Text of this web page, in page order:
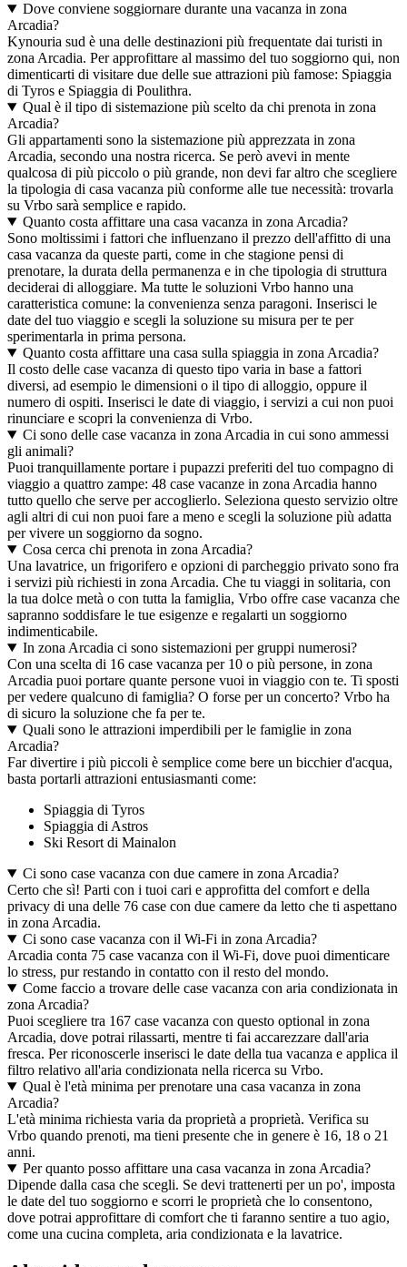
Dove conviene soggiornare durante una vacanza in zona
Arcadia?
Kynouria sud è una delle destinazioni più frequentate dai turisti in
zona Arcadia. Per approfittare al massimo del tuo soggiorno qui, non
dimenticarti di visitare due delle sue attrazioni più famose: Spiaggia
di Tyros e Spiaggia di Poulithra.
Qual è il tipo di sistemazione più scelto da chi prenota in zona
Arcadia?
Gli appartamenti sono la sistemazione più apprezzata in zona
Arcadia, secondo una nostra ricerca. Se però avevi in mente
qualcosa di più piccolo o più grande, non devi far altro che scegliere
la tipologia di casa vacanza più conforme alle tue necessità: trovarla
su Vrbo sarà semplice e rapido.
Quanto costa affittare una casa vacanza in zona Arcadia?
Sono moltissimi i fattori che influenzano il prezzo dell'affitto di una
casa vacanza da queste parti, come in che stagione pensi di
prenotare, la durata della permanenza e in che tipologia di struttura
deciderai di alloggiare. Ma tutte le soluzioni Vrbo hanno una
caratteristica comune: la convenienza senza paragoni. Inserisci le
date del tuo viaggio e scegli la soluzione su misura per te per
sperimentarla in prima persona.
Quanto costa affittare una casa sulla spiaggia in zona Arcadia?
Il costo delle case vacanza di questo tipo varia in base a fattori
diversi, ad esempio le dimensioni o il tipo di alloggio, oppure il
numero di ospiti. Inserisci le date di viaggio, i servizi a cui non puoi
rinunciare e scopri la convenienza di Vrbo.
Ci sono delle case vacanza in zona Arcadia in cui sono ammessi
gli animali?
Puoi tranquillamente portare i pupazzi preferiti del tuo compagno di
viaggio a quattro zampe: 48 case vacanze in zona Arcadia hanno
tutto quello che serve per accoglierlo. Seleziona questo servizio oltre
agli altri di cui non puoi fare a meno e scegli la soluzione più adatta
per vivere un soggiorno da sogno.
Cosa cerca chi prenota in zona Arcadia?
Una lavatrice, un frigorifero e opzioni di parcheggio privato sono fra
i servizi più richiesti in zona Arcadia. Che tu viaggi in solitaria, con
la tua dolce metà o con tutta la famiglia, Vrbo offre case vacanza che
sapranno soddisfare le tue esigenze e regalarti un soggiorno
indimenticabile.
In zona Arcadia ci sono sistemazioni per gruppi numerosi?
Con una scelta di 16 case vacanza per 10 o più persone, in zona
Arcadia puoi portare quante persone vuoi in viaggio con te. Ti sposti
per vedere qualcuno di famiglia? O forse per un concerto? Vrbo ha
di sicuro la soluzione che fa per te.
Quali sono le attrazioni imperdibili per le famiglie in zona
Arcadia?
Far divertire i più piccoli è semplice come bere un bicchier d'acqua,
basta portarli attrazioni entusiasmanti come:
Spiaggia di Tyros
Spiaggia di Astros
Ski Resort di Mainalon
Ci sono case vacanza con due camere in zona Arcadia?
Certo che sì! Parti con i tuoi cari e approfitta del comfort e della
privacy di una delle 76 case con due camere da letto che ti aspettano
in zona Arcadia.
Ci sono case vacanza con il Wi-Fi in zona Arcadia?
Arcadia conta 75 case vacanza con il Wi-Fi, dove puoi dimenticare
lo stress, pur restando in contatto con il resto del mondo.
Come faccio a trovare delle case vacanza con aria condizionata in
zona Arcadia?
Puoi scegliere tra 167 case vacanza con questo optional in zona
Arcadia, dove potrai rilassarti, mentre ti fai accarezzare dall'aria
fresca. Per riconoscerle inserisci le date della tua vacanza e applica il
filtro relativo all'aria condizionata nella ricerca su Vrbo.
Qual è l'età minima per prenotare una casa vacanza in zona
Arcadia?
L'età minima richiesta varia da proprietà a proprietà. Verifica su
Vrbo quando prenoti, ma tieni presente che in genere è 16, 18 o 21
anni.
Per quanto posso affittare una casa vacanza in zona Arcadia?
Dipende dalla casa che scegli. Se devi trattenerti per un po', imposta
le date del tuo soggiorno e scorri le proprietà che lo consentono,
dove potrai approfittare di comfort che ti faranno sentire a tuo agio,
come una cucina completa, aria condizionata e la lavatrice.